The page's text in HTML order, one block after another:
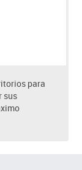
para
sus